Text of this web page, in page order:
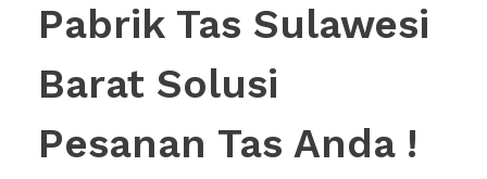
Pabrik Tas Sulawesi
Barat Solusi
Pesanan Tas Anda !